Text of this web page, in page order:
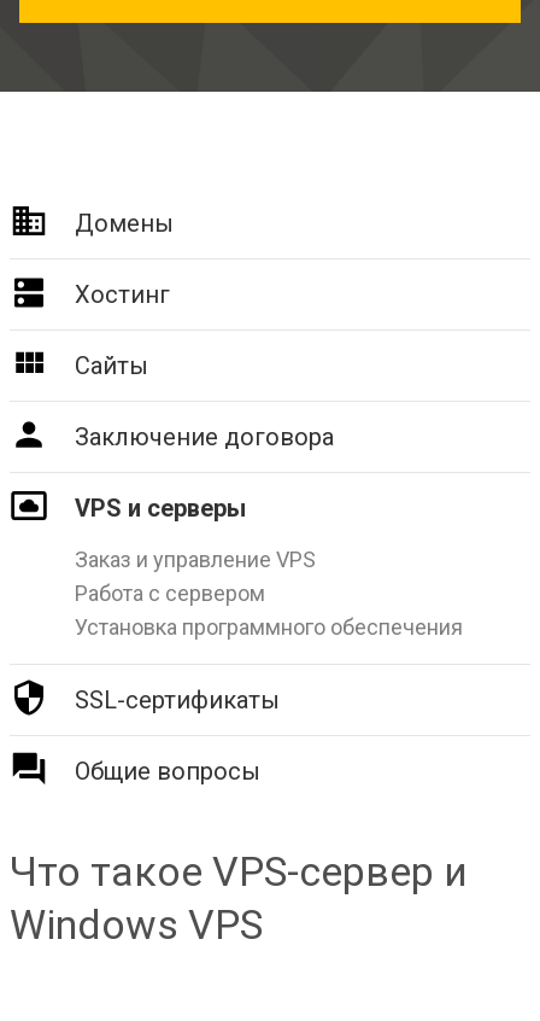
Домены
Хостинг
Сайты
Заключение договора
VPS и серверы
Заказ и управление VPS
Работа с сервером
Установка программного обеспечения
SSL-сертификаты
Общие вопросы
Что такое VPS-сервер и
Windows VPS